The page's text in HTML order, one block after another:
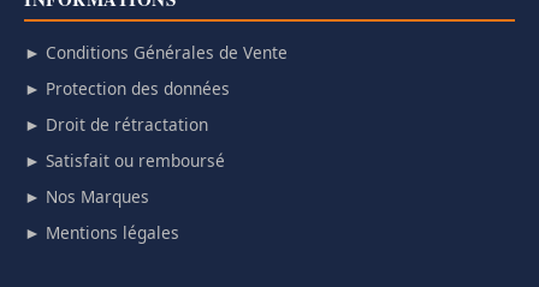
► Conditions Générales de Vente
► Protection des données
► Droit de rétractation
► Satisfait ou remboursé
► Nos Marques
► Mentions légales